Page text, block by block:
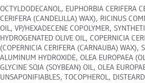
OCTYLDODECANOL, EUPHORBIA CERIFERA
CERIFERA (CANDELILLA) WAX), RICINUS
OIL, VP/HEXADECENE COPOLYMER,
HYDROGENATED OLIVE OIL, COPERNICIA
(COPERNICIA CERIFERA (CARNAUBA) WAX),
ALUMINUM HYDROXIDE, OLEA EUROPAEA
GLYCINE SOJA (SOYBEAN) OIL, OLEA
UNSAPONIFIABLES, TOCOPHEROL,